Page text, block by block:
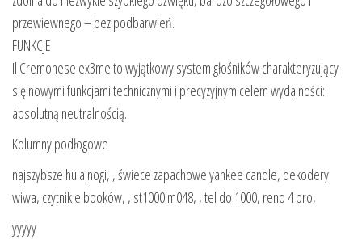
przewiewnego – bez podbarwień.
FUNKCJE
Il Cremonese ex3me to wyjątkowy system głośników charakteryzujący
się nowymi funkcjami technicznymi i precyzyjnym celem wydajności:
absolutną neutralnością.
Kolumny podłogowe
najszybsze hulajnogi, , świece zapachowe yankee candle, dekodery
wiwa, czytnik e booków, , st1000lm048, , tel do 1000, reno 4 pro,
yyyyy